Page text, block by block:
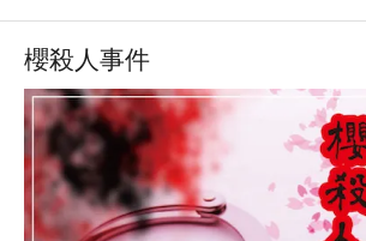
櫻殺人事件